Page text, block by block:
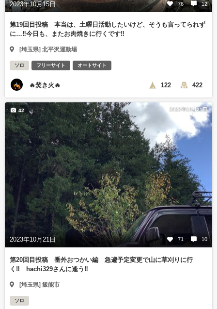
2023年10月15日 76 12
第19回目投稿 本当は、土曜日活動したいけど、そうも言ってられず
に…‼️今日も、またお肉焼きに行くです‼️
[埼玉県] 北平沢運動場
ソロ フリーサイト オートサイト
🔥焚き火🔥 122 422
2023年10月21日
2023年10月21日 71 10
42
第20回目投稿 番外おつかい編 急遽予定変更で山に草刈りに行
く‼️ hachi329さんに逢う‼️
[埼玉県] 飯能市
ソロ